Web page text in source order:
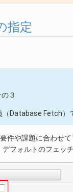
指定
３
Database Fetch）
件や課題に合わせ
フォルトのフェッ